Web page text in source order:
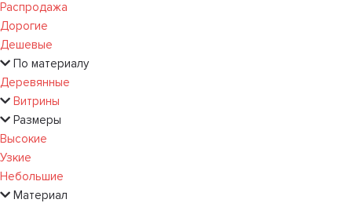
Распродажа
Дорогие
Дешевые
По материалу
Деревянные
Витрины
Размеры
Высокие
Узкие
Небольшие
Материал